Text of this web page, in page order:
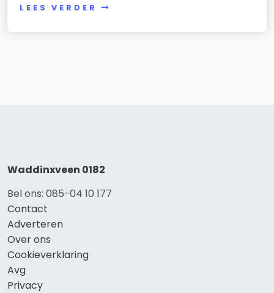
LEES VERDER
Waddinxveen 0182
Bel ons: 085-04 10 177
Contact
Adverteren
Over ons
Cookieverklaring
Avg
Privacy